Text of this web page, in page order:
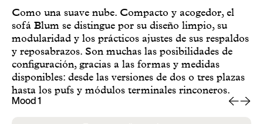
Como una suave nube. Compacto y acogedor, el
sofá Blum se distingue por su diseño limpio, su
modularidad y los prácticos ajustes de sus respaldos
y reposabrazos. Son muchas las posibilidades de
configuración, gracias a las formas y medidas
disponibles: desde las versiones de dos o tres plazas
hasta los pufs y módulos terminales rinconeros.
Mood 1